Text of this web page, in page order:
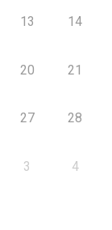
13 14
20 21
27 28
3 4